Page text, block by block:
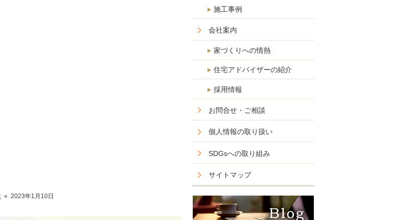
« 2023年1月10日
施工事例
会社案内
家づくりへの情熱
住宅アドバイザーの紹介
採用情報
お問合せ・ご相談
個人情報の取り扱い
SDGsへの取り組み
サイトマップ